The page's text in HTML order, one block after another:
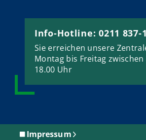
Info-Hotline: 0211 837-
Sie erreichen unsere
Montag bis Freitag zwischen
18.00 Uhr
Impressum